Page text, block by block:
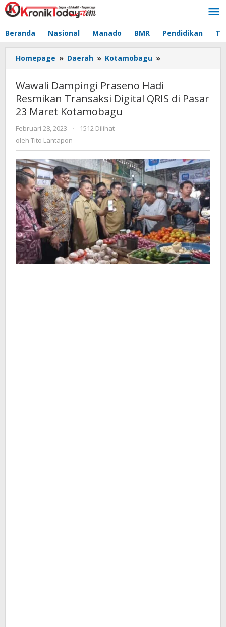
Lewati
ke
Beranda Nasional Manado BMR Pendidikan
Homepage » Daerah » Kotamobagu »
Dampingi
Hadi
Resmikan
Pasar
23
Maret
Kotamobagu
Wawali Dampingi Praseno Hadi
Resmikan Transaksi Digital QRIS di Pasar
23 Maret Kotamobagu
Februari 28, 2023
oleh
-
1512 Dilihat
oleh Tito Lantapon